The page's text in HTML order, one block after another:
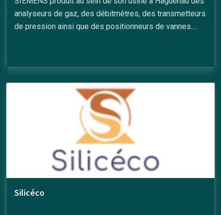
analyseurs de gaz, des débitmètres, des transmetteurs
de pression ainsi que des positionneurs de vannes....
Silicéco